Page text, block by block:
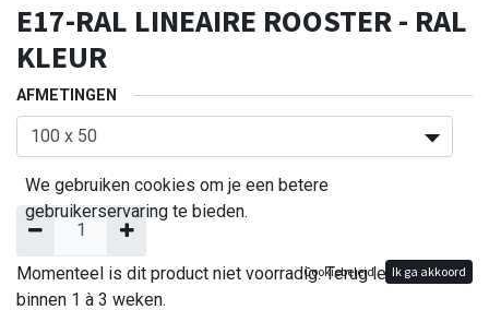
E17-RAL LINEAIRE ROOSTER - RAL
KLEUR
AFMETINGEN
Momenteel is dit product niet voorradig. Terug leverbaar
binnen 1 à 3 weken.
We gebruiken cookies om je een betere
gebruikerservaring te bieden.
Cookiebeleid Ik ga akkoord